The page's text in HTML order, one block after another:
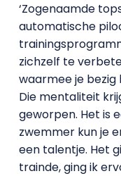
‘Zogenaamde
automatische
zichzelf te
waarmee je bezig
Die mentaliteit
geworpen. Het is
zwemmer kun je
een talentje. Het
trainde, ging ik